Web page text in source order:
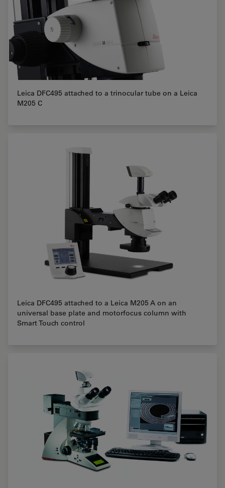
Leica DFC495 attached to a trinocular tube on a Leica
M205 C
Leica DFC495 attached to a Leica M205 A on an
universal base plate and motorfocus column with
Smart Touch control